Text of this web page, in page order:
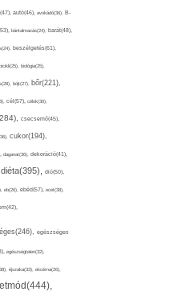
autó(46), avokádó(36), B-
bántalmazás(24), barát(48),
beszélgetés(61),
bicikli(25), biológia(25),
böjt(27), bőr(221),
cél(57), célok(30),
csecsemő(45),
cukor(194),
daganat(36), dekoráció(41),
diéta(395), dió(50),
eb(26), ebéd(57), ecet(38),
egészséges
egészségtelen(32),
éjszaka(33), ekcéma(26),